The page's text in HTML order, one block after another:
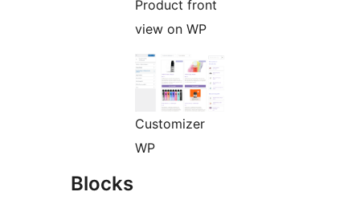
Product front
view on WP
Customizer
WP
Blocks